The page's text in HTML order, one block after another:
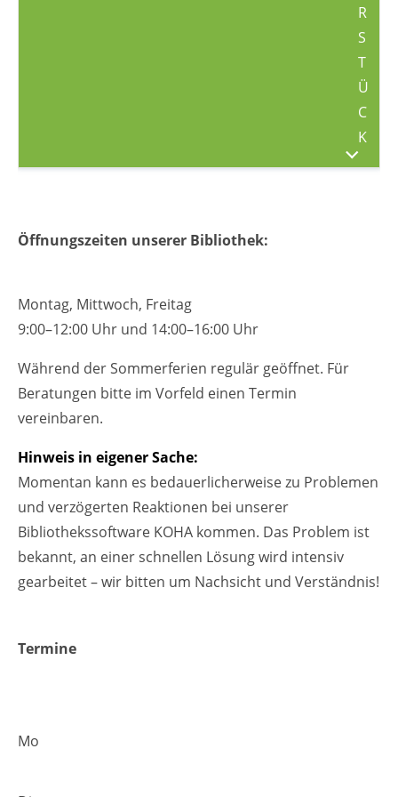
R
S
T
Ü
C
K
Öffnungszeiten unserer Bibliothek:
Montag, Mittwoch, Freitag
9:00–12:00 Uhr und 14:00–16:00 Uhr
Während der Sommerferien regulär geöffnet. Für
Beratungen bitte im Vorfeld einen Termin
vereinbaren.
Hinweis in eigener Sache:
Momentan kann es bedauerlicherweise zu Problemen
und verzögerten Reaktionen bei unserer
Bibliothekssoftware KOHA kommen. Das Problem ist
bekannt, an einer schnellen Lösung wird intensiv
gearbeitet – wir bitten um Nachsicht und Verständnis!
Termine
Mo